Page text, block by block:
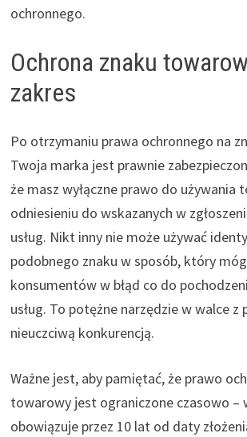
ochronnego.
Ochrona znaku
zakres
Po otrzymaniu prawa ochronnego na
Twoja marka jest prawnie
że masz wyłączne prawo do używania
odniesieniu do wskazanych w
usług. Nikt inny nie może używać
podobnego znaku w sposób, który
konsumentów w błąd co do
usług. To potężne narzędzie w walce z
nieuczciwą konkurencją.
Ważne jest, aby pamiętać, że prawo
towarowy jest ograniczone czasowo –
obowiązuje przez 10 lat od daty